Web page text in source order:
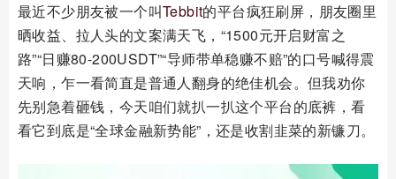
最近不少朋友被一个叫Tebbit的平台疯狂刷屏，朋友圈里
晒收益、拉人头的文案满天飞，“1500元开启财富之
路”“日赚80-200USDT”“导师带单稳赚不赔”的口号喊得震
天响，乍一看简直是普通人翻身的绝佳机会。但我劝你
先别急着砸钱，今天咱们就扒一扒这个平台的底裤，看
看它到底是“全球金融新势能”，还是收割韭菜的新镰刀。